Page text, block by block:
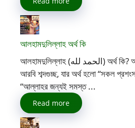
আলহামদুলিল্লাহ অর্থ কি
আলহামদুলিল্লাহ (الحمد لله) অর্থ কি? আলহামদুলিল্লাহ একটি
আরবি শব্দগুচ্ছ, যার অর্থ হলো “সকল
“আল্লাহর জন্যই সমস্ত ...
Read more